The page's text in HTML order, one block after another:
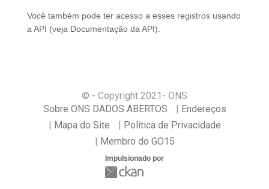
Você também pode ter acesso a esses registros usando
a API (veja Documentação da API ).
© - Copyright 2021 - ONS
Sobre ONS DADOS ABERTOS
Endereços
Mapa do Site
Politica de Privacidade
Membro do GO15
Impulsionado por